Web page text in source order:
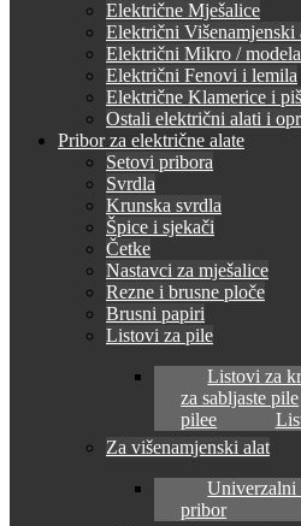
Električne Mješalice
Električni Višenamjenski
Električni Mikro /
Električni Fenovi i lemila
Električne Klamerice i
Ostali električni alati i
Pribor za električne alate
Setovi pribora
Svrdla
Krunska svrdla
Špice i sjekači
Četke
Nastavci za mješalice
Rezne i brusne ploče
Brusni papiri
Listovi za pile
Listovi za
za sabljaste pile
pilee
Za višenamjenski alat
Univerzalni
pribor